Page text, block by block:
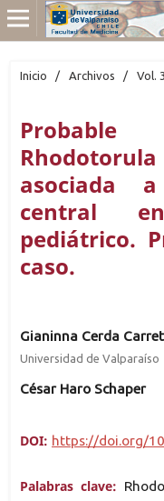
Inicio / Archivos / Vol.
asociada
central
pediátrico.
caso.
Gianinna Cerda
Universidad de Valparaíso
César Haro Schaper
DOI: https://doi.org/
Palabras clave: